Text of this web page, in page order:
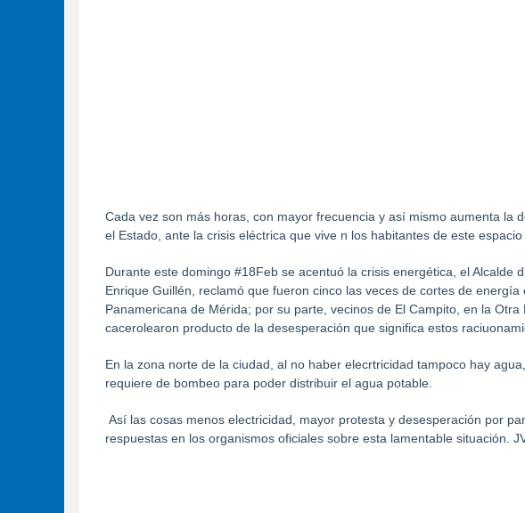
Cada vez son más horas, con mayor frecuencia y así mismo aumenta la
el Estado, ante la crisis eléctrica que vive n los habitantes de este
Durante este domingo #18Feb se acentuó la crisis energética, el Alcalde
Enrique Guillén, reclamó que fueron cinco las veces de cortes de energía
Panamericana de Mérida; por su parte, vecinos de El Campito, en la
cacerolearon producto de la desesperación que significa estos
En la zona norte de la ciudad, al no haber elecrtricidad tampoco hay
requiere de bombeo para poder distribuir el agua potable.
Así las cosas menos electricidad, mayor protesta y desesperación por
respuestas en los organismos oficiales sobre esta lamentable situación.